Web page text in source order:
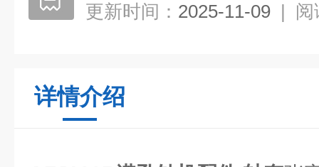
更新时间： 2025-11-09 | 阅
详情介绍